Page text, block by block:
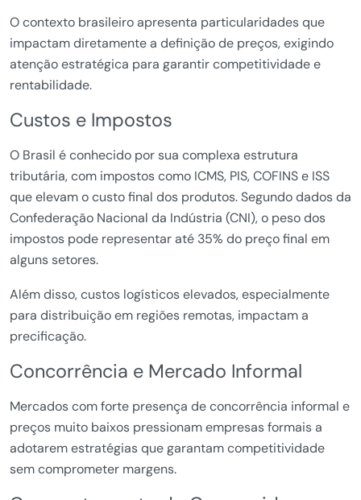
O contexto brasileiro apresenta particularidades que
impactam diretamente a definição de preços, exigindo
atenção estratégica para garantir competitividade e
rentabilidade.
Custos e Impostos
O Brasil é conhecido por sua complexa estrutura
tributária, com impostos como ICMS, PIS, COFINS e ISS
que elevam o custo final dos produtos. Segundo dados da
Confederação Nacional da Indústria (CNI), o peso dos
impostos pode representar até 35% do preço final em
alguns setores.
Além disso, custos logísticos elevados, especialmente
para distribuição em regiões remotas, impactam a
precificação.
Concorrência e Mercado Informal
Mercados com forte presença de concorrência informal e
preços muito baixos pressionam empresas formais a
adotarem estratégias que garantam competitividade
sem comprometer margens.